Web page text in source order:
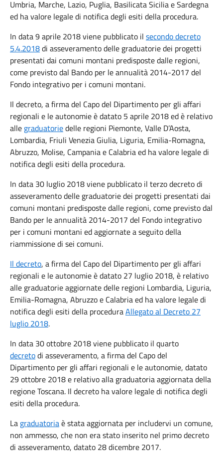
Umbria, Marche, Lazio, Puglia, Basilicata Sicilia e Sardegna
ed ha valore legale di notifica degli esiti della procedura.
In data 9 aprile 2018 viene pubblicato il secondo decreto
5.4.2018di asseveramento delle graduatorie dei progetti
presentati dai comuni montani predisposte dalle regioni,
come previsto dal Bando per le annualità 2014-2017 del
Fondo integrativo per i comuni montani.
Il decreto, a firma del Capo del Dipartimento per gli affari
regionali e le autonomie è datato 5 aprile 2018 ed è relativo
alle graduatoriedelle regioni Piemonte, Valle D’Aosta,
Lombardia, Friuli Venezia Giulia, Liguria, Emilia-Romagna,
Abruzzo, Molise, Campania e Calabria ed ha valore legale di
notifica degli esiti della procedura.
In data 30 luglio 2018 viene pubblicato il terzo decreto di
asseveramento delle graduatorie dei progetti presentati dai
comuni montani predisposte dalle regioni, come previsto dal
Bando per le annualità 2014-2017 del Fondo integrativo
per i comuni montani ed aggiornate a seguito della
riammissione di sei comuni.
Il decreto, a firma del Capo del Dipartimento per gli affari
regionali e le autonomie è datato 27 luglio 2018, è relativo
alle graduatorie aggiornate delle regioni Lombardia, Liguria,
Emilia-Romagna, Abruzzo e Calabria ed ha valore legale di
notifica degli esiti della proceduraAllegato al Decreto 27
luglio 2018.
In data 30 ottobre 2018 viene pubblicato il quarto
decretodi asseveramento, a firma del Capo del
Dipartimento per gli affari regionali e le autonomie, datato
29 ottobre 2018 e relativo alla graduatoria aggiornata della
regione Toscana. Il decreto ha valore legale di notifica degli
esiti della procedura.
La graduatoriaè stata aggiornata per includervi un comune,
non ammesso, che non era stato inserito nel primo decreto
di asseveramento, datato 28 dicembre 2017.